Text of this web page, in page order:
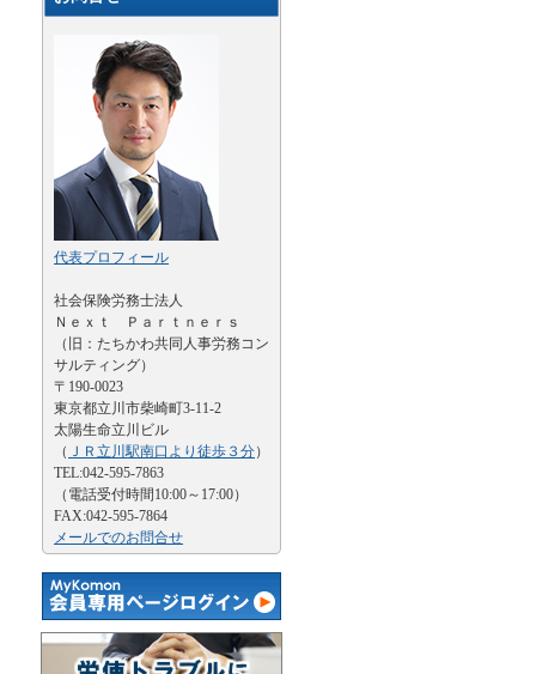
代表プロフィール
社会保険労務士法人
Ｎｅｘｔ Ｐａｒｔｎｅｒｓ
（旧：たちかわ共同人事労務コン
サルティング）
〒190-0023
東京都立川市柴崎町3-11-2
太陽生命立川ビル
（ ＪＲ立川駅南口より徒歩３分）
TEL:042-595-7863
（電話受付時間10:00～17:00）
FAX:042-595-7864
メールでのお問合せ